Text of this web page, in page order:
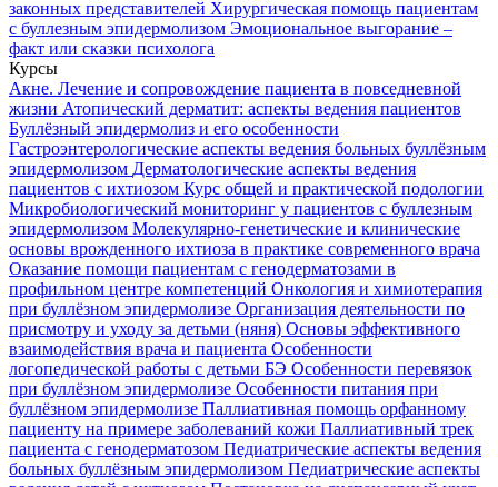
законных представителей Хирургическая помощь пациентам
с буллезным эпидермолизом Эмоциональное выгорание –
факт или сказки психолога
Курсы
Акне. Лечение и сопровождение пациента в повседневной
жизни Атопический дерматит: аспекты ведения пациентов
Буллёзный эпидермолиз и его особенности
Гастроэнтерологические аспекты ведения больных буллёзным
эпидермолизом Дерматологические аспекты ведения
пациентов с ихтиозом Курс общей и практической подологии
Микробиологический мониторинг у пациентов с буллезным
эпидермолизом Молекулярно-генетические и клинические
основы врожденного ихтиоза в практике современного врача
Оказание помощи пациентам с генодерматозами в
профильном центре компетенций Онкология и химиотерапия
при буллёзном эпидермолизе Организация деятельности по
присмотру и уходу за детьми (няня) Основы эффективного
взаимодействия врача и пациента Особенности
логопедической работы с детьми БЭ Особенности перевязок
при буллёзном эпидермолизе Особенности питания при
буллёзном эпидермолизе Паллиативная помощь орфанному
пациенту на примере заболеваний кожи Паллиативный трек
пациента с генодерматозом Педиатрические аспекты ведения
больных буллёзным эпидермолизом Педиатрические аспекты